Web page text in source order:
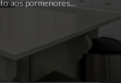
aos pormenores...